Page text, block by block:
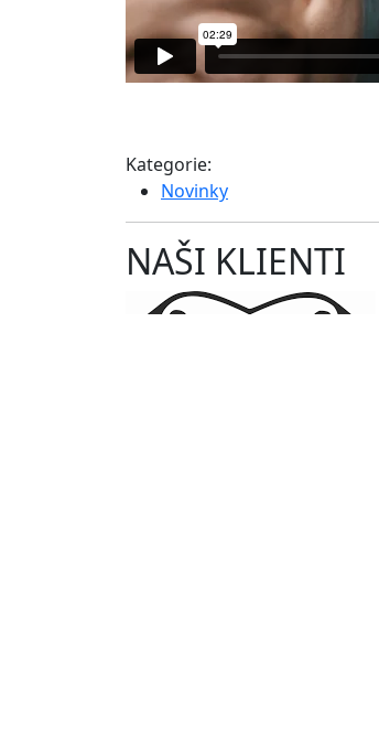
Kategorie:
Novinky
NAŠI KLIENTI